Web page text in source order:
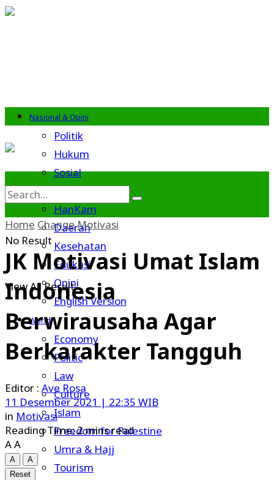
Nasional & Opini
Politik
Hukum
Sosial
Budaya
HanKam
Daerah
Kesehatan
Edukasi
Opini
English Version
World
Economy
Politic
Law
Culture
Islam
Freedom for Palestine
Umra & Hajj
Tourism
No Result
View All Result
Home Change Motivasi
JK Motivasi Umat Islam
Indonesia
Berwirausaha Agar
Berkarakter Tangguh
Ave Rosa
11 Desember 2021 | 22:35 WIB
in Motivasi
Reading Time: 2 mins read
AA
A
A
Reset